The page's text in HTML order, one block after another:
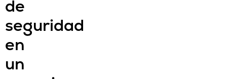
de
seguridad
en
un